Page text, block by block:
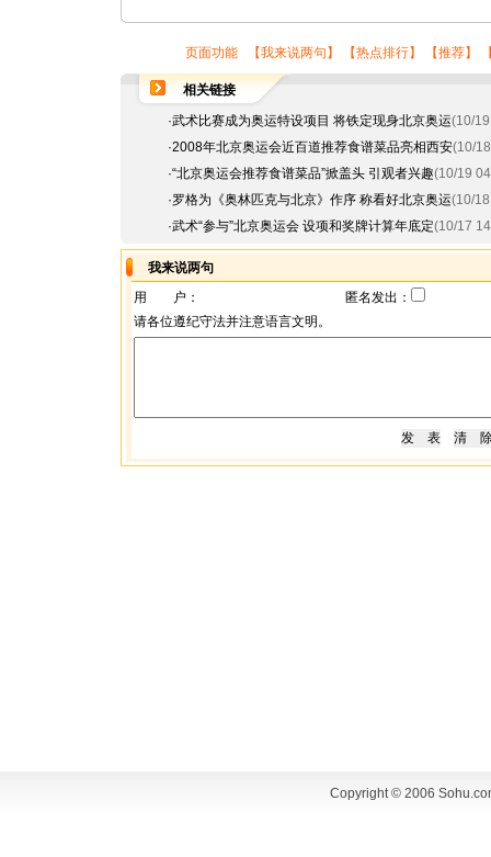
页面功能 【我来说两句 】 【热点排行】 【推荐】
相关链接
·武术比赛成为奥运特设项目 将铁定现身北京奥运(10/
·2008年北京奥运会近百道推荐食谱菜品亮相西安(10/
·“北京奥运会推荐食谱菜品”掀盖头 引观者兴趣(10/19
·罗格为《奥林匹克与北京》作序 称看好北京奥运(10/
·武术“参与”北京奥运会 设项和奖牌计算年底定(10/17
我来说两句
用 户：
匿名发出：
请各位遵纪守法并注意语言文明。
Copyright © 2006